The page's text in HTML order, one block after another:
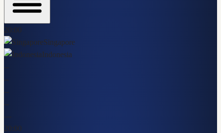
20:00
Singapore
Indonesia
--
--
--
--
---
20:00